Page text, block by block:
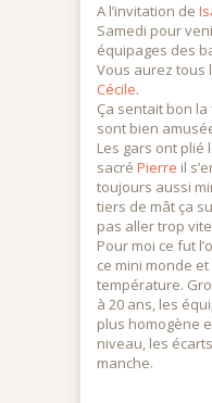
A l’invitation de
Samedi pour
équipages des
Vous aurez tous
Cécile.
Ça sentait bon
sont bien
Les gars ont plié
sacré Pierre il
toujours aussi
tiers de mât ça
pas aller trop vite
Pour moi ce fut
ce mini monde
température.
à 20 ans, les
plus homogène
niveau, les
manche.